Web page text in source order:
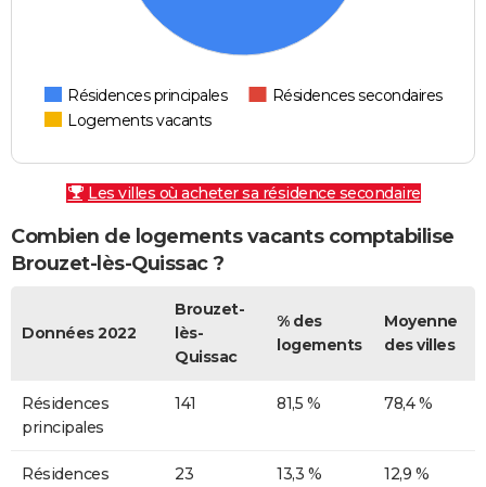
Résidences principales
Résidences secondaires
Logements vacants
Les villes où acheter sa résidence secondaire
Combien de logements vacants comptabilise
Brouzet-lès-Quissac ?
Données 2022
Brouzet-
lès-
Quissac
% des
logements
Moyenne
des villes
Résidences
principales
141 81,5 % 78,4 %
Résidences
23 13,3 % 12,9 %